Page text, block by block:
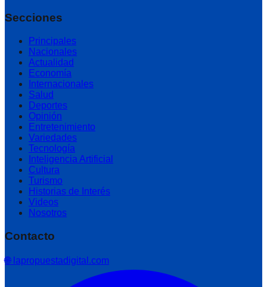
Secciones
Principales
Nacionales
Actualidad
Economía
Internacionales
Salud
Deportes
Opinión
Entretenimiento
Variedades
Tecnología
Inteligencia Artificial
Cultura
Turismo
Historias de Interés
Videos
Nosotros
Contacto
🌐 lapropuestadigital.com